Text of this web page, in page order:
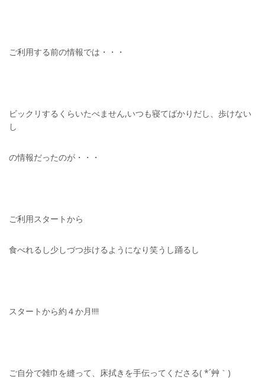
ご利用する前の情報では・・・
ビックリするくらいたべません,いつも寝てばかりだし、歩けない
し
の情報だったのが・・・
ご利用スタートから
食べれるし少しづつ歩けるようになり笑うし踊るし
スタートから約４か月!!!!
ご自分で雑巾を縫って、床拭きを手伝ってくださる( *´艸｀)